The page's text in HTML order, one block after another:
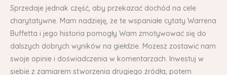
Sprzedaje jednak część, aby przekazać dochód na cele
charytatywne. Mam nadzieję, że te wspaniałe cytaty Warrena
Buffetta i jego historia pomogły Wam zmotywować się do
dalszych dobrych wyników na giełdzie. Możesz zostawić nam
swoje opinie i doświadczenia w komentarzach. Inwestuj w
siebie z zamiarem stworzenia drugiego źródła, potem